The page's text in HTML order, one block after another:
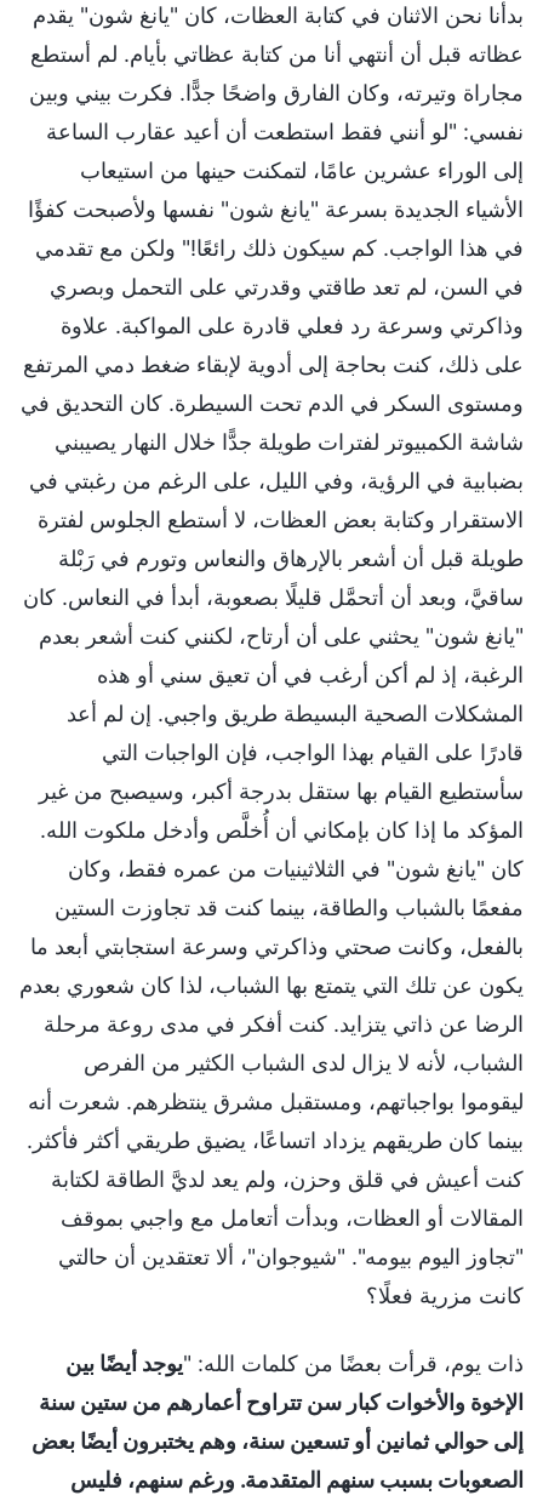
بدأنا نحن الاثنان في كتابة العظات، كان "يانغ شون" يقدم
عظاته قبل أن أنتهي أنا من كتابة عظاتي بأيام. لم أستطع
مجاراة وتيرته، وكان الفارق واضحًا جدًّا. فكرت بيني وبين
نفسي: "لو أنني فقط استطعت أن أعيد عقارب الساعة
إلى الوراء عشرين عامًا، لتمكنت حينها من استيعاب
الأشياء الجديدة بسرعة "يانغ شون" نفسها ولأصبحت كفؤًا
في هذا الواجب. كم سيكون ذلك رائعًا!" ولكن مع تقدمي
في السن، لم تعد طاقتي وقدرتي على التحمل وبصري
وذاكرتي وسرعة رد فعلي قادرة على المواكبة. علاوة
على ذلك، كنت بحاجة إلى أدوية لإبقاء ضغط دمي المرتفع
ومستوى السكر في الدم تحت السيطرة. كان التحديق في
شاشة الكمبيوتر لفترات طويلة جدًّا خلال النهار يصيبني
بضبابية في الرؤية، وفي الليل، على الرغم من رغبتي في
الاستقرار وكتابة بعض العظات، لا أستطع الجلوس لفترة
طويلة قبل أن أشعر بالإرهاق والنعاس وتورم في رَبْلة
ساقيَّ، وبعد أن أتحمَّل قليلًا بصعوبة، أبدأ في النعاس. كان
"يانغ شون" يحثني على أن أرتاح، لكنني كنت أشعر بعدم
الرغبة، إذ لم أكن أرغب في أن تعيق سني أو هذه
المشكلات الصحية البسيطة طريق واجبي. إن لم أعد
قادرًا على القيام بهذا الواجب، فإن الواجبات التي
سأستطيع القيام بها ستقل بدرجة أكبر، وسيصبح من غير
المؤكد ما إذا كان بإمكاني أن أُخلَّص وأدخل ملكوت الله.
كان "يانغ شون" في الثلاثينيات من عمره فقط، وكان
مفعمًا بالشباب والطاقة، بينما كنت قد تجاوزت الستين
بالفعل، وكانت صحتي وذاكرتي وسرعة استجابتي أبعد ما
يكون عن تلك التي يتمتع بها الشباب، لذا كان شعوري بعدم
الرضا عن ذاتي يتزايد. كنت أفكر في مدى روعة مرحلة
الشباب، لأنه لا يزال لدى الشباب الكثير من الفرص
ليقوموا بواجباتهم، ومستقبل مشرق ينتظرهم. شعرت أنه
بينما كان طريقهم يزداد اتساعًا، يضيق طريقي أكثر فأكثر.
كنت أعيش في قلق وحزن، ولم يعد لديَّ الطاقة لكتابة
المقالات أو العظات، وبدأت أتعامل مع واجبي بموقف
"تجاوز اليوم بيومه". "شيوجوان"، ألا تعتقدين أن حالتي
كانت مزرية فعلًا؟
ذات يوم، قرأت بعضًا من كلمات الله: "يوجد أيضًا بين
الإخوة والأخوات كبار سن تتراوح أعمارهم من ستين سنة
إلى حوالي ثمانين أو تسعين سنة، وهم يختبرون أيضًا بعض
الصعوبات بسبب سنهم المتقدمة. ورغم سنهم، فليس